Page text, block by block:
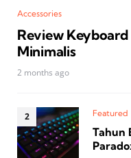
Accessories
Review Keyboard
Minimalis
2 months ago
Featured
Tahun